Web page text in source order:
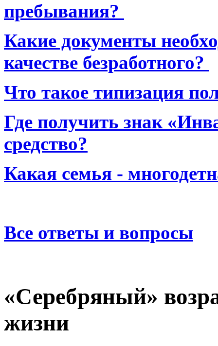
пребывания?
Какие документы
качестве безработного?
Что такое типизация
Где получить знак
средство?
Какая семья -
Все ответы и вопросы
«Серебряный»
жизни